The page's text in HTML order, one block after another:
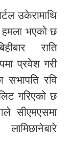
उकेरामाथि
हमला भएको छ
राति
प्रवेश गरी
सभापति रवि
गरिएको छ
सीएमएसमा